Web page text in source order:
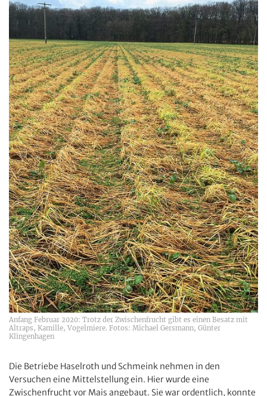
Anfang Februar 2020: Trotz der Zwischenfrucht gibt es einen Besatz mit
Altraps, Kamille, Vogelmiere. Fotos: Michael Gersmann, Günter
Klingenhagen
Die Betriebe Haselroth und Schmeink nehmen in den
Versuchen eine Mittelstellung ein. Hier wurde eine
Zwischenfrucht vor Mais angebaut. Sie war ordentlich, konnte